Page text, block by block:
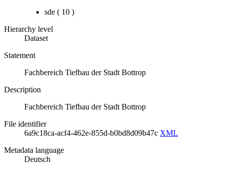
sde ( 10 )
Hierarchy level
Dataset
Statement
Fachbereich Tiefbau der Stadt Bottrop
Description
Fachbereich Tiefbau der Stadt Bottrop
File identifier
6a9c18ca-acf4-462e-855d-b0bd8d09b47c XML
Metadata language
Deutsch